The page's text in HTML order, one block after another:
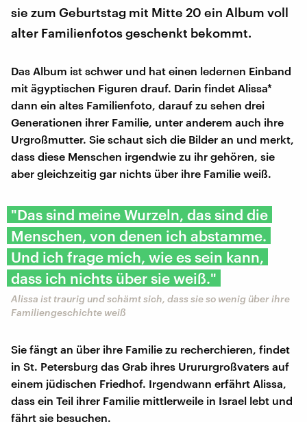
sie zum Geburtstag mit Mitte 20 ein Album voll
alter Familienfotos geschenkt bekommt.
Das Album ist schwer und hat einen ledernen Einband
mit ägyptischen Figuren drauf. Darin findet Alissa*
dann ein altes Familienfoto, darauf zu sehen drei
Generationen ihrer Familie, unter anderem auch ihre
Urgroßmutter. Sie schaut sich die Bilder an und merkt,
dass diese Menschen irgendwie zu ihr gehören, sie
aber gleichzeitig gar nichts über ihre Familie weiß.
"Das sind meine Wurzeln, das sind die
Menschen, von denen ich abstamme.
Und ich frage mich, wie es sein kann,
dass ich nichts über sie weiß."
Alissa ist traurig und schämt sich, dass sie so wenig über ihre
Familiengeschichte weiß
Sie fängt an über ihre Familie zu recherchieren, findet
in St. Petersburg das Grab ihres Urururgroßvaters auf
einem jüdischen Friedhof. Irgendwann erfährt Alissa,
dass ein Teil ihrer Familie mittlerweile in Israel lebt und
fährt sie besuchen.